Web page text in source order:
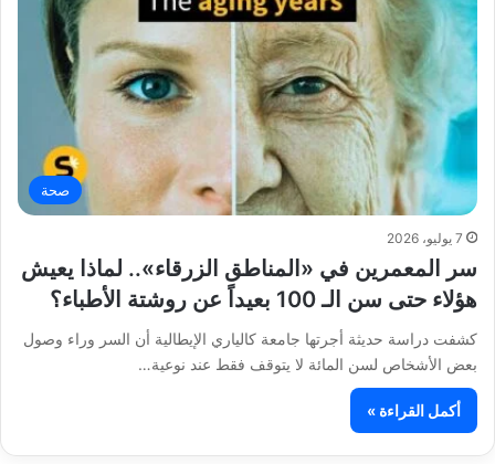
صحة
7 يوليو، 2026
سر المعمرين في «المناطق الزرقاء».. لماذا يعيش
هؤلاء حتى سن الـ 100 بعيداً عن روشتة الأطباء؟
كشفت دراسة حديثة أجرتها جامعة كالياري الإيطالية أن السر وراء وصول
بعض الأشخاص لسن المائة لا يتوقف فقط عند نوعية…
أكمل القراءة »